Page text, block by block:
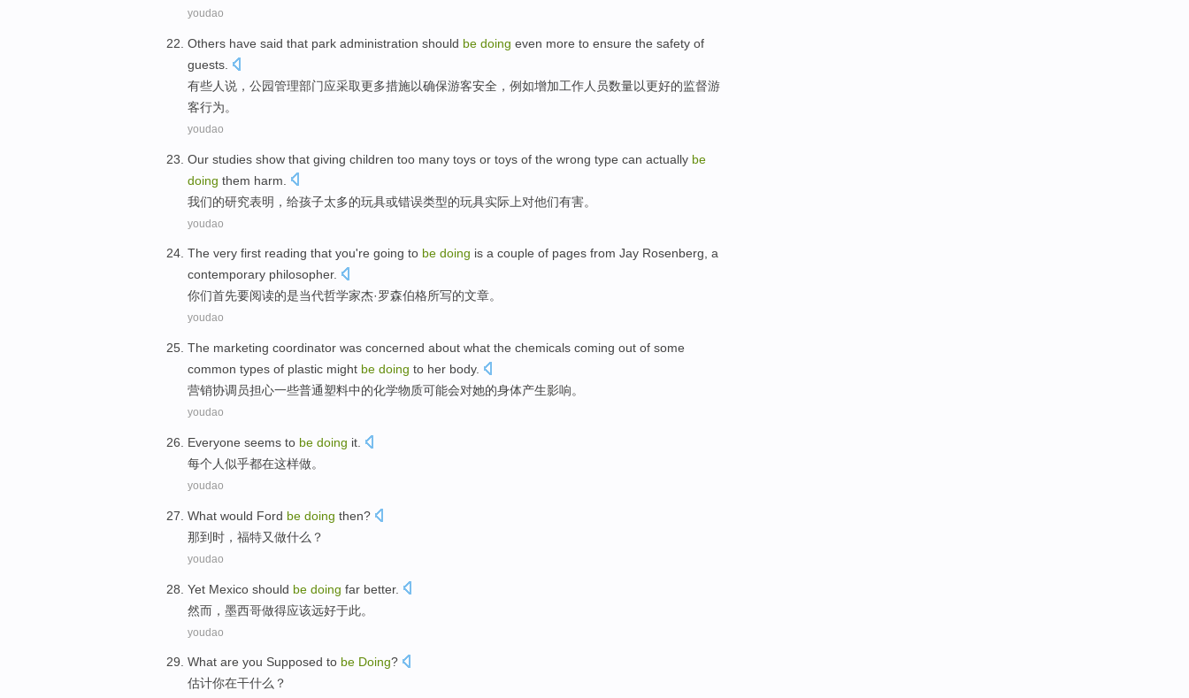
youdao
Others have said that park administration should be doing even more to ensure the safety of
guests
有些人说 ， 公园管理部门应采取更多措施以确保游客安全 ，例如增加工作人员数量以更好的监督游
客行为。
youdao
Our studies show that giving children too many toys or toys of the wrong type can actually be
doing them harm
我们的研究表明 ， 给孩子太多的玩具或错误类型的玩具实际上对他们有害。
youdao
The very first reading that you're going to be doing is a couple of pages from Jay Rosenberg, a
contemporary philosopher.
你们首先要阅读的是当代哲学家杰·罗森伯格所写的文章。
youdao
The marketing coordinator was concerned about what the chemicals coming out of some
common types of plastic might be doing to her body.
营销协调员担心一些普通塑料中的化学物质可能会对她的身体产生影响。
youdao
Everyone seems to be doing it
每个 人似乎都在这样做。
youdao
What would Ford be doing then?
那到时， 福特又做什么？
youdao
Yet Mexico should be doing far better.
然而 ， 墨西哥做得应该远好于此。
youdao
What are you Supposed to be Doing?
估计你在干什么 ？